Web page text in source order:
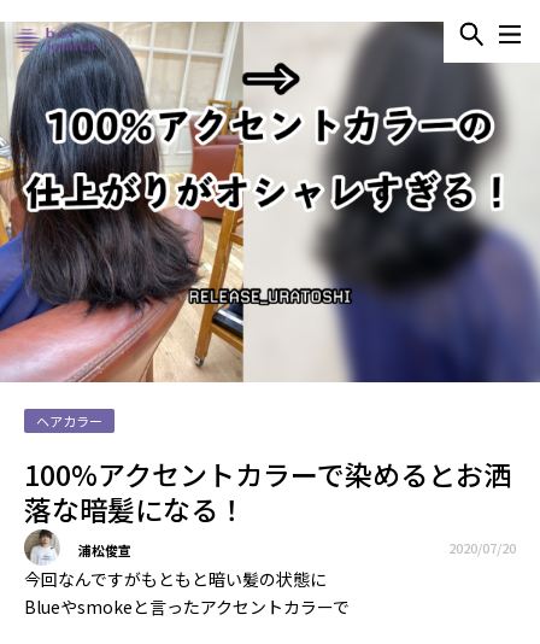
ヘアカラー
100%アクセントカラーで染めるとお洒
落な暗髪になる！
浦松俊宣 2020/07/20
今回なんですがもともと暗い髪の状態に
Blueやsmokeと言ったアクセントカラーで